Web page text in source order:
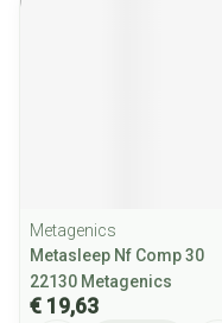
Metagenics
Metasleep Nf Comp 30
22130 Metagenics
€ 19,63